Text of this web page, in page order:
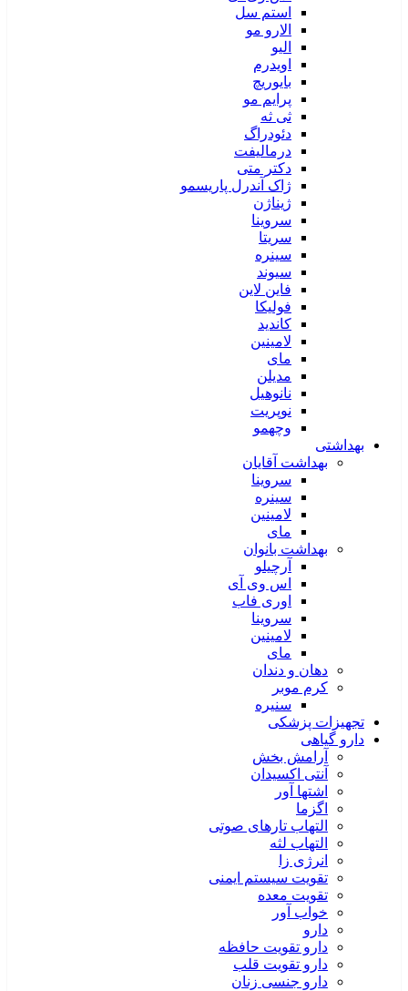
استم سل
الارو مو
الیو
اویدرم
بایوریچ
پرایم مو
ثی ثه
دئودراگ
درمالیفت
دکتر متی
ژاک آندرل پاریسمو
ژیناژن
سروینا
سریتا
سینره
سیوند
فاین لاین
فولیکا
کاندید
لامینین
مای
مدیلن
نانوهیل
نوپریت
وچهمو
بهداشتی
بهداشت آقایان
سروینا
سینره
لامینین
مای
بهداشت بانوان
آرچیلو
اس وی آی
اوری فاب
سروینا
لامینین
مای
دهان و دندان
کرم موبر
سنیره
تجهیزات پزشکی
دارو گیاهی
آرامش بخش
آنتی اکسیدان
اشتها آور
اگزما
التهاب تارهای صوتی
التهاب لثه
انرژی زا
تقویت سیستم ایمنی
تقویت معده
خواب آور
دارو
دارو تقویت حافظه
دارو تقویت قلب
دارو جنسی زنان